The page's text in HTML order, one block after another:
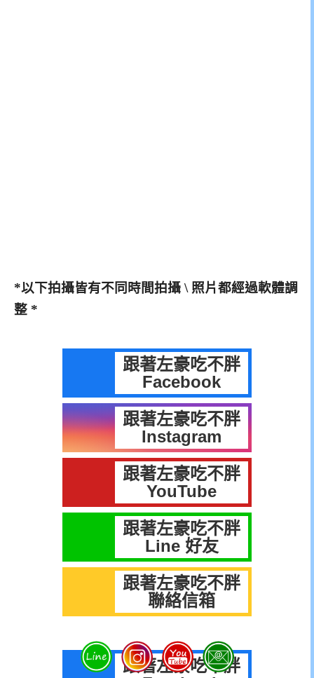
*以下拍攝皆有不同時間拍攝 \ 照片都經過軟體調
整 *
跟著左豪吃不胖
Facebook
跟著左豪吃不胖
Instagram
跟著左豪吃不胖
YouTube
跟著左豪吃不胖
Line 好友
跟著左豪吃不胖
聯絡信箱
跟著左豪吃不胖